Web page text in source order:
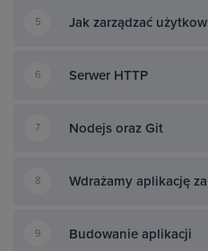
5 Jak zarządzać
6 Serwer HTTP
7 Nodejs oraz Git
8 Wdrażamy aplikację
9 Budowanie aplikacji